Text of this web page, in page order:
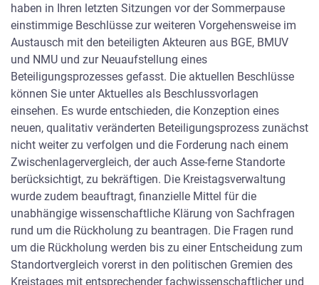
A2B beraten. Derzeit unterstützen uns Jürgen Kreusch
(Standortbeschreibung und -erkundung), Dr. Rainer
Gellermann (Geochemie/Strahlenchemie), Dr. Frank
Hoffmann (Rückholungsplanung und Schadensvorsorge),
Uwe Brückner (Strahlenschutz und Abfallbehandlung) und
Dr. Ralf Krupp (Radioökologie) mit ihren in den Klammern
angegebenen Kom­petenzfeldern in unserer Arbeit. Dr.
Markus Stacheder und Michael Bühler vom Karlsruher
Institut für Technologie (KIT) übernehmen die
Koordinationsarbeit in der AGO.
Veröffentlichungen der AGO
Dokumente der Arbeitsgruppe Optionen –
Rückholung (AGO)
haben in Ihren letzten Sitzungen vor der Sommerpause
einstimmige Beschlüsse zur weiteren Vorgehensweise im
Austausch mit den beteiligten Akteuren aus BGE, BMUV
und NMU und zur Neuaufstellung eines
Beteiligungsprozesses gefasst. Die aktuellen Beschlüsse
können Sie unter Aktuelles als Beschlussvorlagen
einsehen. Es wurde entschieden, die Konzeption eines
neuen, qualitativ veränderten Beteiligungsprozess zunächst
nicht weiter zu verfolgen und die Forderung nach einem
Zwischenlagervergleich, der auch Asse-ferne Standorte
berücksichtigt, zu bekräftigen. Die Kreistagsverwaltung
wurde zudem beauftragt, finanzielle Mittel für die
unabhängige wissenschaftliche Klärung von Sachfragen
rund um die Rückholung zu beantragen. Die Fragen rund
um die Rückholung werden bis zu einer Entscheidung zum
Standortvergleich vorerst in den politischen Gremien des
Kreistages mit entsprechender fachwissenschaftlicher und